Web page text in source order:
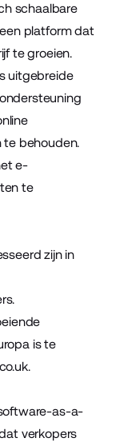
schaalbare
platform dat
te groeien.
uitgebreide
te behouden.
e-
te
zijn in
.
is te
.
as-a-
verkopers